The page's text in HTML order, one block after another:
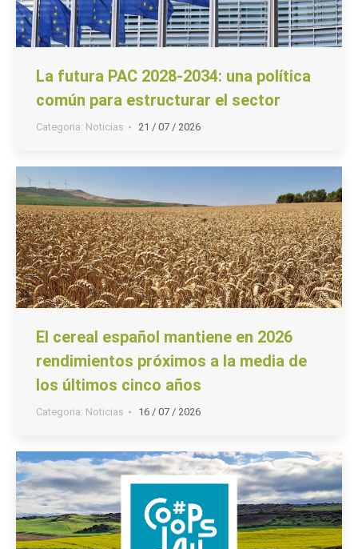
La futura PAC 2028-2034: una política
común para estructurar el sector
Categoria: Noticias 21 / 07 / 2026
El cereal español mantiene en 2026
rendimientos próximos a la media de
los últimos cinco años
Categoria: Noticias 16 / 07 / 2026